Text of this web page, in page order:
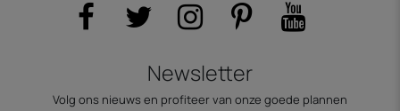
Newsletter
Volg ons nieuws en profiteer van onze goede plannen